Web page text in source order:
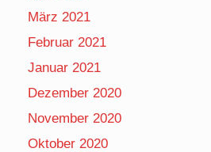
März 2021
Februar 2021
Januar 2021
Dezember 2020
November 2020
Oktober 2020